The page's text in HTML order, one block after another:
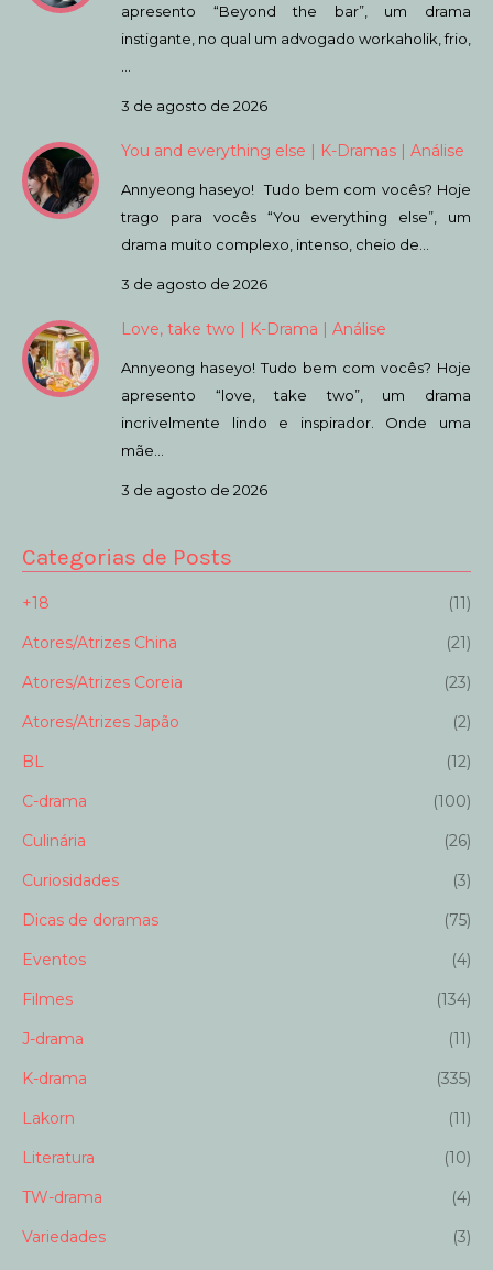
apresento “Beyond the bar”, um drama
instigante, no qual um advogado workaholik, frio,
3 de agosto de 2026
You and everything else | K-Dramas | Análise
Annyeong haseyo! Tudo bem com vocês? Hoje
trago para vocês “You everything else”, um
drama muito complexo, intenso, cheio de…
3 de agosto de 2026
Love, take two | K-Drama | Análise
Annyeong haseyo! Tudo bem com vocês? Hoje
apresento “love, take two”, um drama
incrivelmente lindo e inspirador. Onde uma
mãe…
3 de agosto de 2026
Categorias de Posts
+18
(11)
Atores/Atrizes China
(21)
Atores/Atrizes Coreia
(23)
Atores/Atrizes Japão
(2)
BL
(12)
C-drama
(100)
Culinária
(26)
Curiosidades
(3)
Dicas de doramas
(75)
Eventos
(4)
Filmes
(134)
J-drama
(11)
K-drama
(335)
Lakorn
(11)
Literatura
(10)
TW-drama
(4)
Variedades
(3)